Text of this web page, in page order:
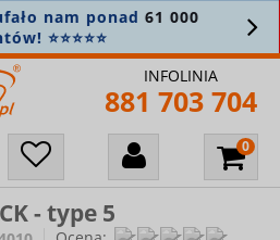
ponad61 000
INFOLINIA
881 703 704
- type 5